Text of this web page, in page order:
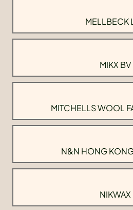
MELLBECK
MIKX BV
MITCHELLS WOOL
N&N HONG
NIKWAX